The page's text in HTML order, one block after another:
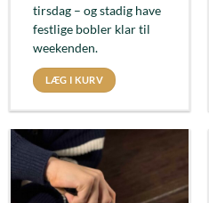
tirsdag – og stadig have
festlige bobler klar til
weekenden.
LÆG I KURV